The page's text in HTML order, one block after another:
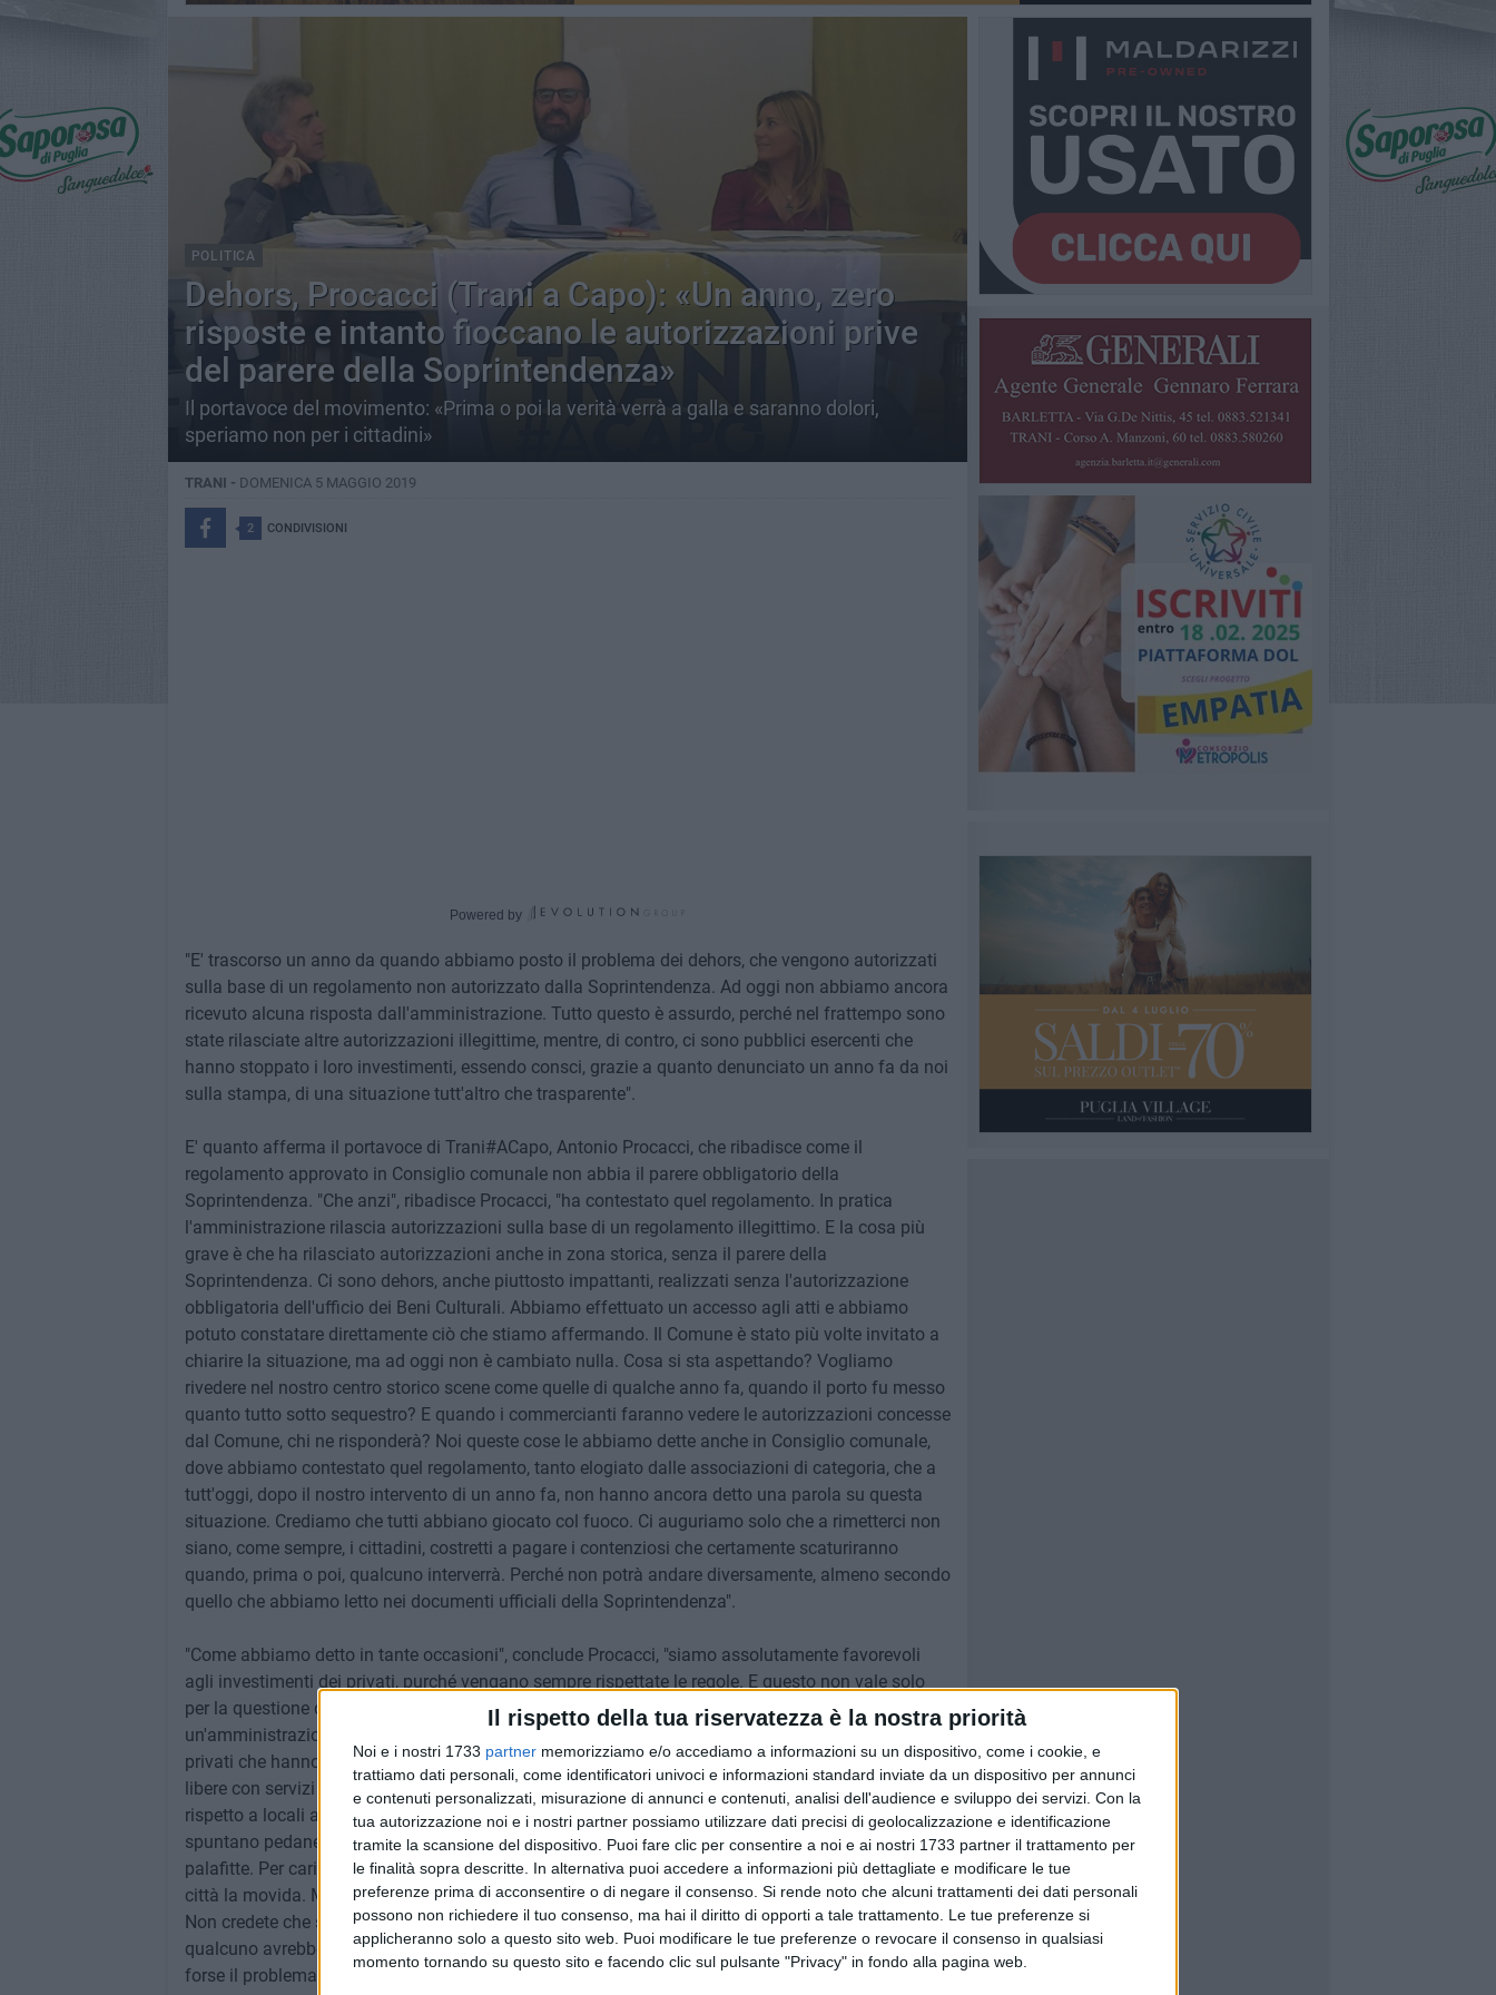
Il rispetto della tua riservatezza è la nostra priorità
Noi e i nostri 1733 partner memorizziamo e/o accediamo a informazioni su un dispositivo, come i cookie, e
trattiamo dati personali, come identificatori univoci e informazioni standard inviate da un dispositivo per annunci
e contenuti personalizzati, misurazione di annunci e contenuti, analisi dell'audience e sviluppo dei servizi. Con la
tua autorizzazione noi e i nostri partner possiamo utilizzare dati precisi di geolocalizzazione e identificazione
tramite la scansione del dispositivo. Puoi fare clic per consentire a noi e ai nostri 1733 partner il trattamento per
le finalità sopra descritte. In alternativa puoi accedere a informazioni più dettagliate e modificare le tue
preferenze prima di acconsentire o di negare il consenso. Si rende noto che alcuni trattamenti dei dati personali
possono non richiedere il tuo consenso, ma hai il diritto di opporti a tale trattamento. Le tue preferenze si
applicheranno solo a questo sito web. Puoi modificare le tue preferenze o revocare il consenso in qualsiasi
momento tornando su questo sito e facendo clic sul pulsante "Privacy" in fondo alla pagina web.
POLITICA
Dehors, Procacci (Trani a Capo): «Un anno, zero
risposte e intanto fioccano le autorizzazioni prive
del parere della Soprintendenza»
Il portavoce del movimento: «Prima o poi la verità verrà a galla e saranno dolori,
speriamo non per i cittadini»
TRANI - DOMENICA 5 MAGGIO 2019
2 CONDIVISIONI
Powered by
"E' trascorso un anno da quando abbiamo posto il problema dei dehors, che vengono autorizzati
sulla base di un regolamento non autorizzato dalla Soprintendenza. Ad oggi non abbiamo ancora
ricevuto alcuna risposta dall'amministrazione. Tutto questo è assurdo, perché nel frattempo sono
state rilasciate altre autorizzazioni illegittime, mentre, di contro, ci sono pubblici esercenti che
hanno stoppato i loro investimenti, essendo consci, grazie a quanto denunciato un anno fa da noi
sulla stampa, di una situazione tutt'altro che trasparente".
E' quanto afferma il portavoce di Trani#ACapo, Antonio Procacci, che ribadisce come il
regolamento approvato in Consiglio comunale non abbia il parere obbligatorio della
Soprintendenza. "Che anzi", ribadisce Procacci, "ha contestato quel regolamento. In pratica
l'amministrazione rilascia autorizzazioni sulla base di un regolamento illegittimo. E la cosa più
grave è che ha rilasciato autorizzazioni anche in zona storica, senza il parere della
Soprintendenza. Ci sono dehors, anche piuttosto impattanti, realizzati senza l'autorizzazione
obbligatoria dell'ufficio dei Beni Culturali. Abbiamo effettuato un accesso agli atti e abbiamo
potuto constatare direttamente ciò che stiamo affermando. Il Comune è stato più volte invitato a
chiarire la situazione, ma ad oggi non è cambiato nulla. Cosa si sta aspettando? Vogliamo
rivedere nel nostro centro storico scene come quelle di qualche anno fa, quando il porto fu messo
quanto tutto sotto sequestro? E quando i commercianti faranno vedere le autorizzazioni concesse
dal Comune, chi ne risponderà? Noi queste cose le abbiamo dette anche in Consiglio comunale,
dove abbiamo contestato quel regolamento, tanto elogiato dalle associazioni di categoria, che a
tutt'oggi, dopo il nostro intervento di un anno fa, non hanno ancora detto una parola su questa
situazione. Crediamo che tutti abbiano giocato col fuoco. Ci auguriamo solo che a rimetterci non
siano, come sempre, i cittadini, costretti a pagare i contenziosi che certamente scaturiranno
quando, prima o poi, qualcuno interverrà. Perché non potrà andare diversamente, almeno secondo
quello che abbiamo letto nei documenti ufficiali della Soprintendenza".
"Come abbiamo detto in tante occasioni", conclude Procacci, "siamo assolutamente favorevoli
agli investimenti dei privati, purché vengano sempre rispettate le regole. E questo non vale solo
per la questione dehors. Nella nostra città, però, purtroppo, ci sono troppi furbi e abbiamo
un'amministrazione che è particolarmente sensibile ai privati e poco attenta con i furbi. Ci sono
privati che hanno in concessione beni pubblici che di anno in anno si ingrandiscono: spiagge
libere con servizi diventano veri e propri lidi, ci sono chioschi bar con coperti persino maggiori
rispetto a locali al chiuso, occupazioni di suolo pubblico che aumentano di anno in anno,
spuntano pedane dappertutto, tra poco forse vedremo comparire in mare persino le prime
palafitte. Per carità, (quasi) tutto bello, Trani ha bisogno (anche) di luoghi in grado di riportare in
città la movida. Ma quando sono state bandite le gare, erano quelle le condizioni messe a bando?
Non credete che se fosse stato previsto un allargamento graduale degli spazi in concessione
qualcuno avrebbe offerto di più o comunque ci sarebbe stata una maggiore partecipazione? Ma
forse il problema è proprio questo".